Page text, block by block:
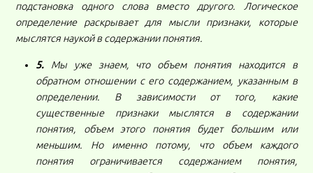
подстановка одного слова вместо другого. Логическое
определение раскрывает для мысли признаки, которые
мыслятся наукой в содержании понятия.
5. Мы уже знаем, что объем понятия находится в
обратном отношении с его содержанием, указанным в
определении. В зависимости от того, какие
существенные признаки мыслятся в содержании
понятия, объем этого понятия будет большим или
меньшим. Но именно потому, что объем каждого
понятия ограничивается содержанием понятия,